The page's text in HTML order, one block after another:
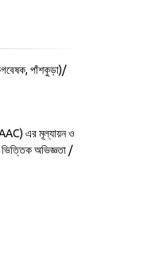
পাঁশকুড়া)/
এর মূল্যায়ন ও
অভিজ্ঞতা /